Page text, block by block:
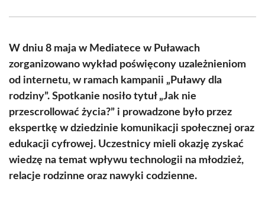
(Twitter)
W dniu 8 maja w Mediatece w Puławach
zorganizowano wykład poświęcony uzależnieniom
od internetu, w ramach kampanii „Puławy dla
rodziny”. Spotkanie nosiło tytuł „Jak nie
przescrollować życia?” i prowadzone było przez
ekspertkę w dziedzinie komunikacji społecznej oraz
edukacji cyfrowej. Uczestnicy mieli okazję zyskać
wiedzę na temat wpływu technologii na młodzież,
relacje rodzinne oraz nawyki codzienne.